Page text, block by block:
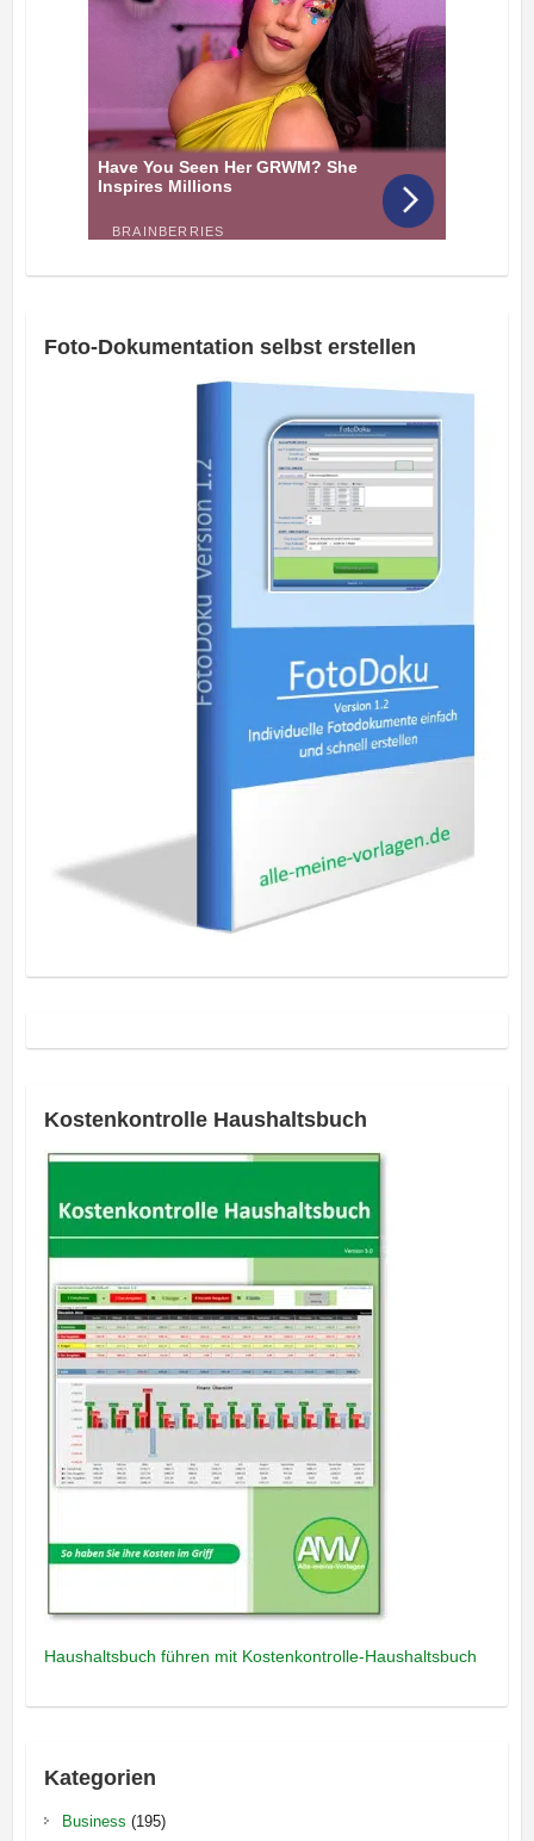
Foto-Dokumentation selbst erstellen
Kostenkontrolle Haushaltsbuch
Haushaltsbuch führen mit Kostenkontrolle-Haushaltsbuch
Kategorien
Business (195)